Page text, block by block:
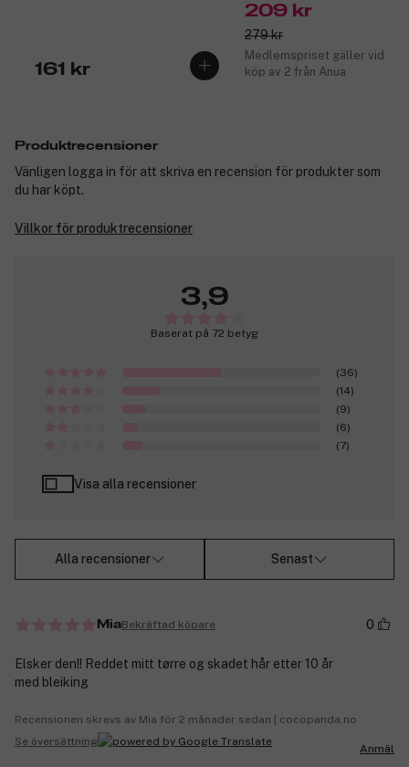
161 kr
209 kr
279 kr
Medlemspriset gäller vid
köp av 2 från Anua
Produktrecensioner
Vänligen logga in för att skriva en recension för produkter som
du har köpt.
Villkor för produktrecensioner
3,9
Baserat på 72 betyg
(36)
(14)
(9)
(6)
(7)
Visa alla recensioner
Alla recensioner Senast
MiaBekräftad köpare 0
Elsker den!! Reddet mitt tørre og skadet hår etter 10 år
med bleiking
Recensionen skrevs av Mia för 2 månader sedan | cocopanda.no
Se översättning
Anmäl